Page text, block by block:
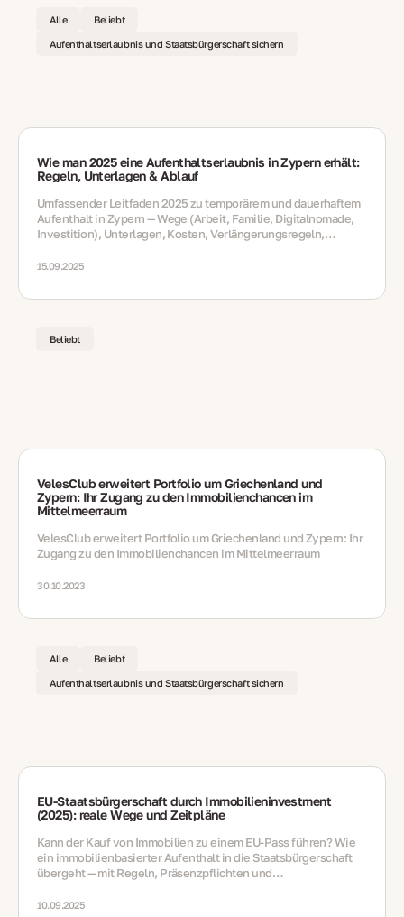
Alle Beliebt
Aufenthaltserlaubnis und Staatsbürgerschaft sichern
Wie man 2025 eine Aufenthaltserlaubnis in Zypern erhält:
Regeln, Unterlagen & Ablauf
Umfassender Leitfaden 2025 zu temporärem und dauerhaftem
Aufenthalt in Zypern — Wege (Arbeit, Familie, Digitalnomade,
Investition), Unterlagen, Kosten, Verlängerungsregeln,
15.09.2025
Beliebt
VelesClub erweitert Portfolio um Griechenland und
Zypern: Ihr Zugang zu den Immobilienchancen im
Mittelmeerraum
VelesClub erweitert Portfolio um Griechenland und Zypern: Ihr
Zugang zu den Immobilienchancen im Mittelmeerraum
30.10.2023
Alle Beliebt
Aufenthaltserlaubnis und Staatsbürgerschaft sichern
EU‑Staatsbürgerschaft durch Immobilieninvestment
(2025): reale Wege und Zeitpläne
Kann der Kauf von Immobilien zu einem EU‑Pass führen? Wie
ein immobilienbasierter Aufenthalt in die Staatsbürgerschaft
übergeht — mit Regeln, Präsenzpflichten und
10.09.2025